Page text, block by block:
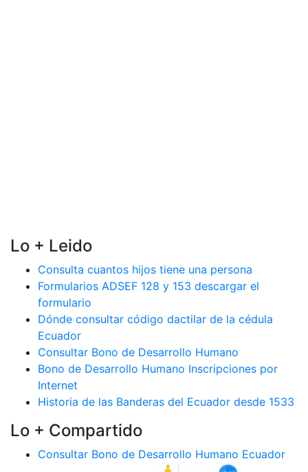
Lo + Leido
Consulta cuantos hijos tiene una persona
Formularios ADSEF 128 y 153 descargar el
formulario
Dónde consultar código dactilar de la cédula
Ecuador
Consultar Bono de Desarrollo Humano
Bono de Desarrollo Humano Inscripciones por
Internet
Historia de las Banderas del Ecuador desde 1533
Lo + Compartido
Consultar Bono de Desarrollo Humano Ecuador